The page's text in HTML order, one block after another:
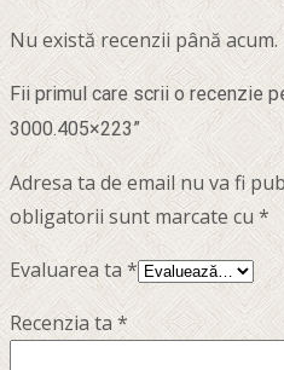
Nu există recenzii până acum.
Fii primul care scrii o recenzie
3000.405×223”
Adresa ta de email nu va fi
obligatorii sunt marcate cu*
Evaluarea ta *
Recenzia ta*